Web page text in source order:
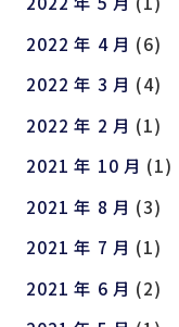
2022 年 4 月 (6)
2022 年 3 月 (4)
2022 年 2 月 (1)
2021 年 10 月 (1)
2021 年 8 月 (3)
2021 年 7 月 (1)
2021 年 6 月 (2)